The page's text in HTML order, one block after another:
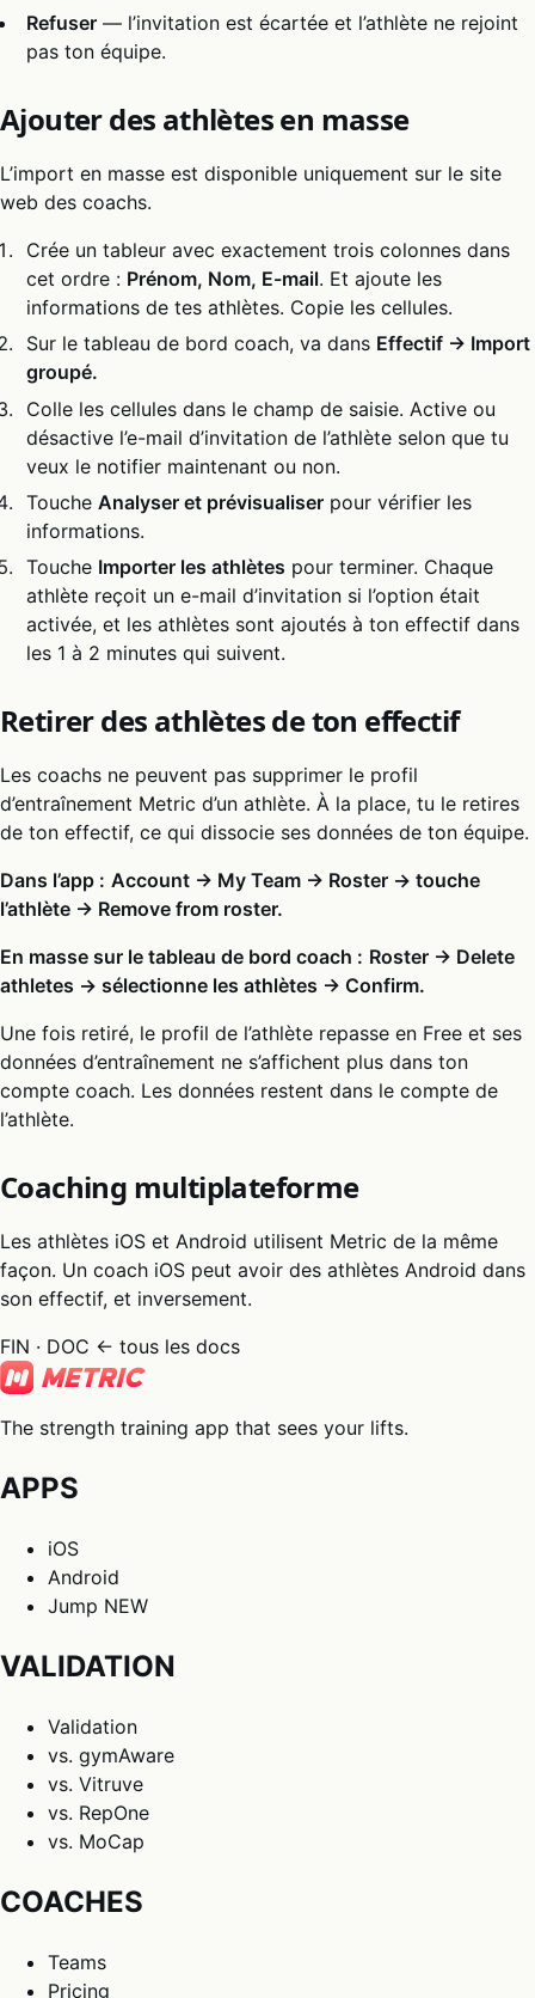
Refuser — l’invitation est écartée et l’athlète ne rejoint
pas ton équipe.
Ajouter des athlètes en masse
L’import en masse est disponible uniquement sur le site
web des coachs.
Crée un tableur avec exactement trois colonnes dans
cet ordre : Prénom, Nom, E-mail. Et ajoute les
informations de tes athlètes. Copie les cellules.
Sur le tableau de bord coach, va dans Effectif → Import
groupé.
Colle les cellules dans le champ de saisie. Active ou
désactive l’e-mail d’invitation de l’athlète selon que tu
veux le notifier maintenant ou non.
ToucheAnalyser et prévisualiser pour vérifier les
informations.
Touche Importer les athlètes pour terminer. Chaque
athlète reçoit un e-mail d’invitation si l’option était
activée, et les athlètes sont ajoutés à ton effectif dans
les 1 à 2 minutes qui suivent.
Retirer des athlètes de ton effectif
Les coachs ne peuvent pas supprimer le profil
d’entraînement Metric d’un athlète. À la place, tu le retires
de ton effectif, ce qui dissocie ses données de ton équipe.
Dans l’app : Account → My Team → Roster → touche
l’athlète → Remove from roster.
En masse sur le tableau de bord coach : Roster → Delete
athletes → sélectionne les athlètes → Confirm.
Une fois retiré, le profil de l’athlète repasse en Free et ses
données d’entraînement ne s’affichent plus dans ton
compte coach. Les données restent dans le compte de
l’athlète.
Coaching multiplateforme
Les athlètes iOS et Android utilisent Metric de la même
façon. Un coach iOS peut avoir des athlètes Android dans
son effectif, et inversement.
FIN · DOC ← tous les docs
The strength training app that sees your lifts.
APPS
iOS
Android
Jump NEW
VALIDATION
Validation
vs. gymAware
vs. Vitruve
vs. RepOne
vs. MoCap
COACHES
Teams
Pricing